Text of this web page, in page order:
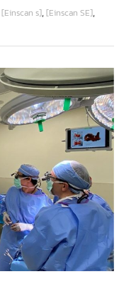
[Einscan s],[Einscan SE],